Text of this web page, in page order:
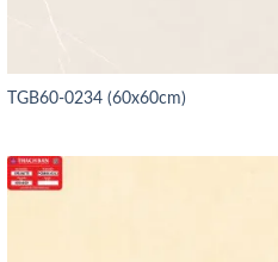
TGB60-0234 (60x60cm)